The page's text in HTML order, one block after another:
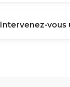
Intervenez-vous